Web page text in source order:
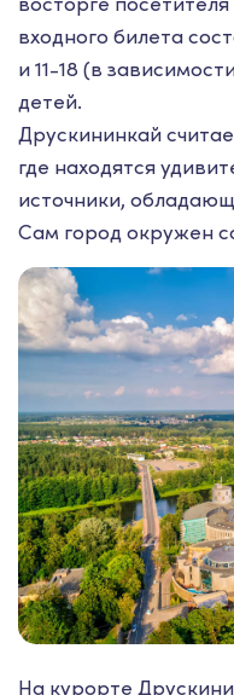
входного билета
и 11-18 (в
детей.
Друскининкай
где находятся
источники,
Сам город окружен
На курорте